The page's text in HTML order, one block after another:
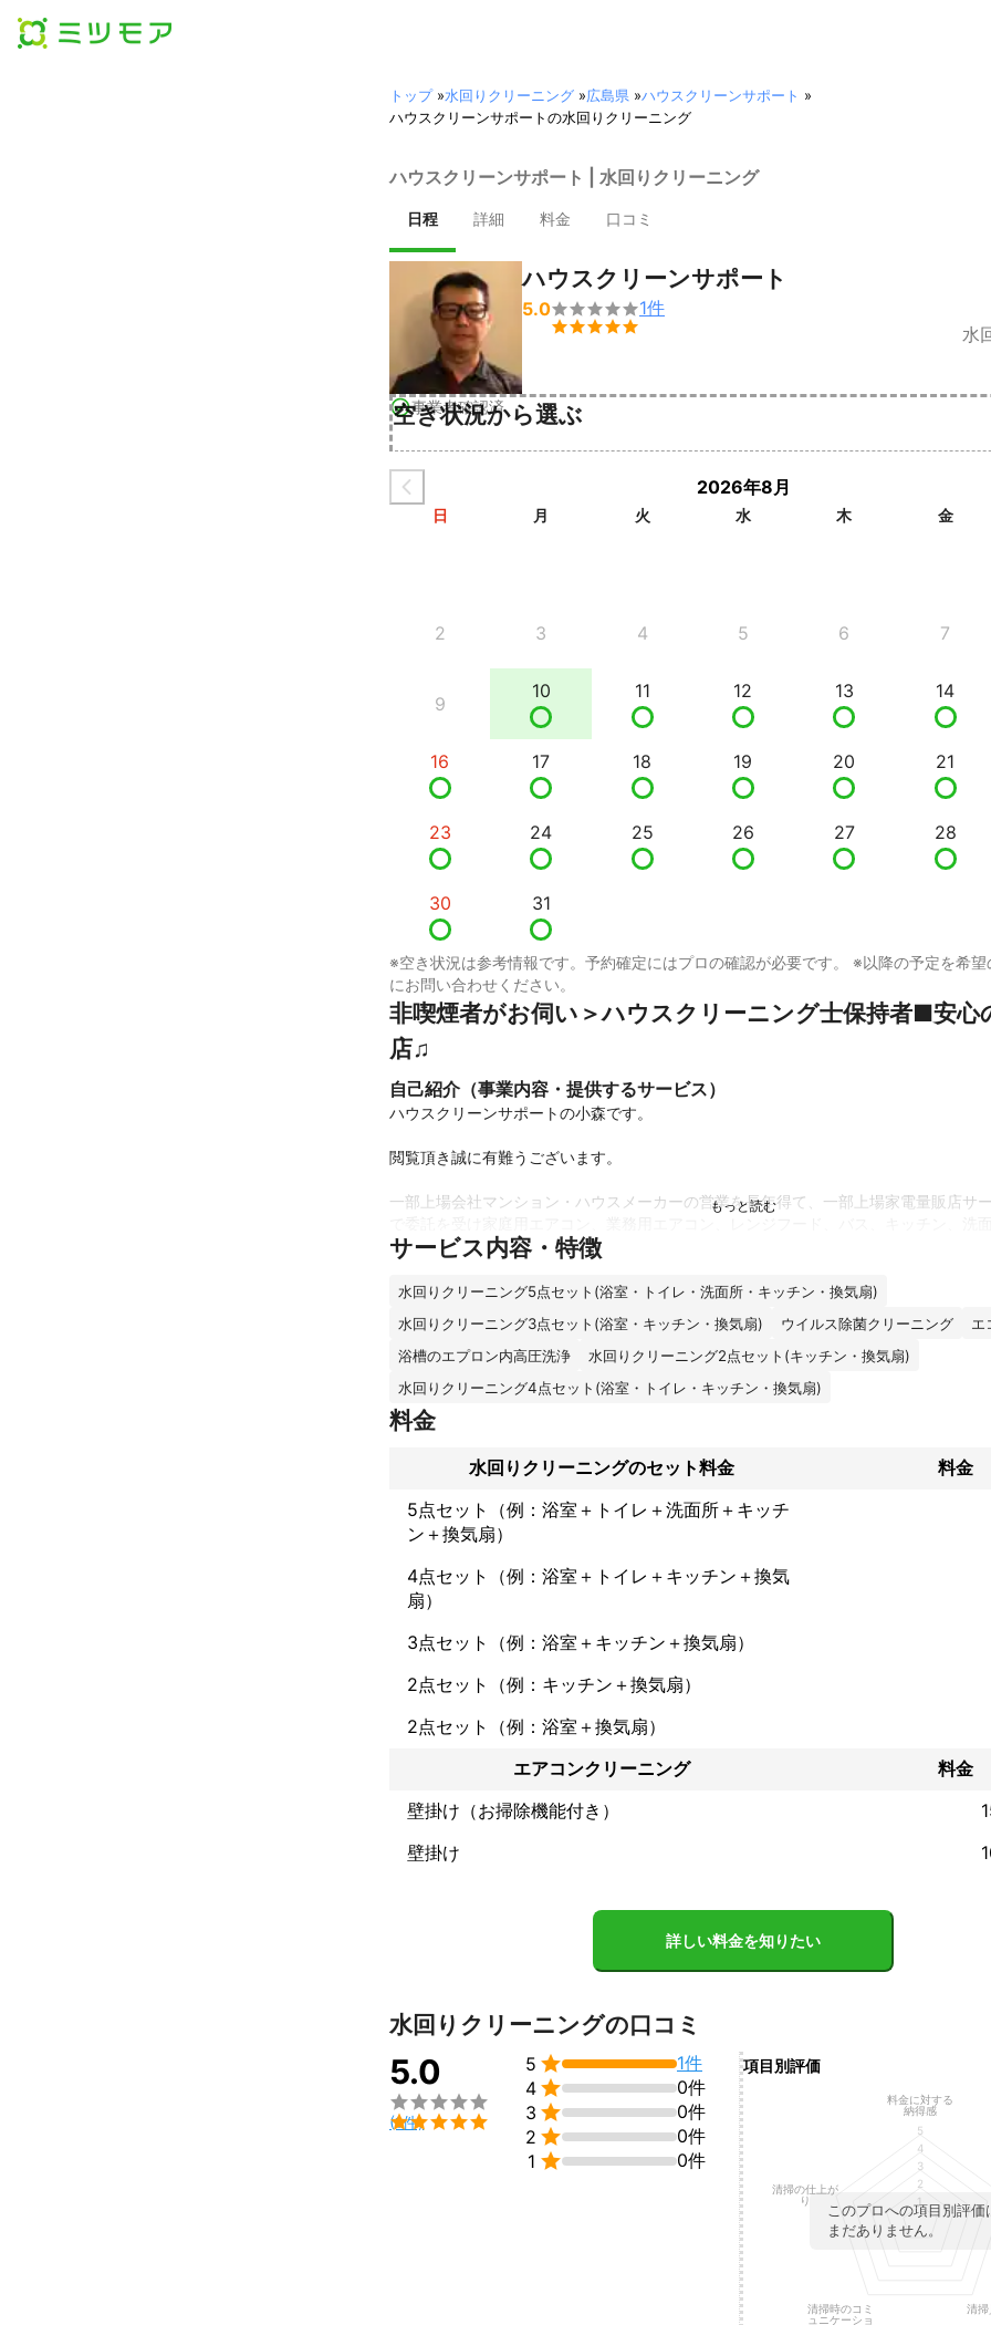
トップ»水回りクリーニング »広島県 »ハウスクリーンサポート »
ハウスクリーンサポートの水回りクリーニング
ハウスクリーンサポート | 水回りクリーニング
日程 詳細 料金 口コミ
事業者確認済
ハウスクリーンサポート
5.0

1件
水
空き状況から選ぶ
2026年8月
日 月 火 水 木 金
2 3 4 5 6 7
9
10 11 12 13 14
16 17 18 19 20 21
23 24 25 26 27 28
30 31
※空き状況は参考情報です。予約確定にはプロの確認が必要です。 ※以降の予定を希望
にお問い合わせください。
非喫煙者がお伺い＞ハウスクリーニング士保持者■安心
店♫
自己紹介（事業内容・提供するサービス）
ハウスクリーンサポートの小森です。
閲覧頂き誠に有難うございます。
一部上場会社マンション・ハウスメーカーの営業を長年得て、一部上場家電量販店サ
窓、床、バルコニークリーニング、空室ハウスクリーニング、鍵の交換の作業を致しま
これまでの実績
某、1部上場家電量販店サービスセンターで依頼を受け施工実績あります。
アピールポイント
室内機の汚れを除去して冷暖房能力改善！２・３年に１度がクリーニングの目安です！
過ごすと気持ちいいですよ♪
サービス内容・特徴
水回りクリーニング5点セット(浴室・トイレ・洗面所・キッチン・換気扇)
水回りクリーニング3点セット(浴室・キッチン・換気扇)
ウイルス除菌クリーニング
エ
浴槽のエプロン内高圧洗浄
水回りクリーニング2点セット(キッチン・換気扇)
水回りクリーニング4点セット(浴室・トイレ・キッチン・換気扇)
料金
水回りクリーニングのセット料金
料金
5点セット（例：浴室＋トイレ＋洗面所＋キッチ
ン＋換気扇）
4点セット（例：浴室＋トイレ＋キッチン＋換気
扇）
3点セット（例：浴室＋キッチン＋換気扇）
2点セット（例：キッチン＋換気扇）
2点セット（例：浴室＋換気扇）
エアコンクリーニング
料金
壁掛け（お掃除機能付き）
壁掛け
詳しい料金を知りたい
水回りクリーニングの口コミ
5.0


(1件)
5 
1件
4 
0件
3 
0件
2 
0件
1  0件
項目別評価
このプロへの項目別評価
まだありません。
料金に対する
納得感
清掃
清掃時のコミ
ュニケーショ
清掃の仕上が
り
1
2
3
4
5